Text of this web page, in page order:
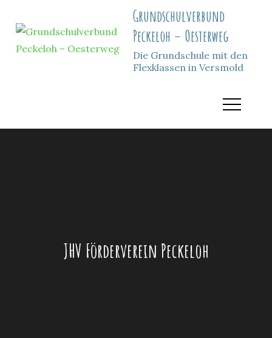
content
Grundschulverbund
Peckeloh – Oesterweg
Die Grundschule mit den
Flexklassen in Versmold
JHV Förderverein Peckeloh